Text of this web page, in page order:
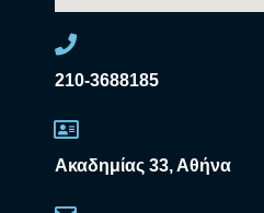
210-3688185
Ακαδημίας 33, Αθήνα